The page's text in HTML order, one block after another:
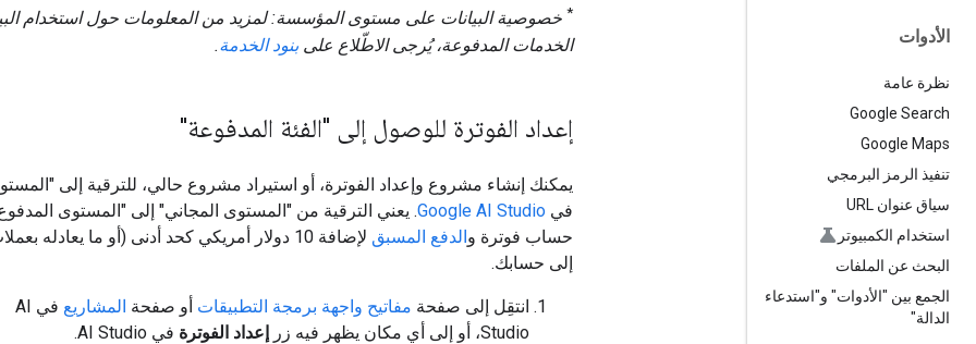
الأدوات
نظرة عامة
Google Search
Google Maps
تنفيذ الرمز البرمجي
سياق عنوان URL
استخدام الكمبيوتر
البحث عن الملفات
الجمع بين "الأدوات" و"استدعاء
الدالة"
* خصوصية البيانات على مستوى المؤسسة: لمزيد من المعلومات حول استخدام
الخدمات المدفوعة، يُرجى الاطّلاع على بنود الخدمة.
إعداد الفوترة للوصول إلى "الفئة المدفوعة"
يمكنك إنشاء مشروع وإعداد الفوترة، أو استيراد مشروع حالي، للترقية إلى
في Google AI Studio. يعني الترقية من "المستوى المجاني" إلى "المستوى
حساب فوترة والدفع المسبق
لإضافة 10 دولار أمريكي كحد أدنى (أو ما يعادله
إلى حسابك.
انتقِل إلى صفحة مفاتيح واجهة برمجة التطبيقات أو صفحة المشاريع
في AI
Studio، أو إلى أي مكان يظهر فيه زر
إعداد الفوترة في AI Studio.